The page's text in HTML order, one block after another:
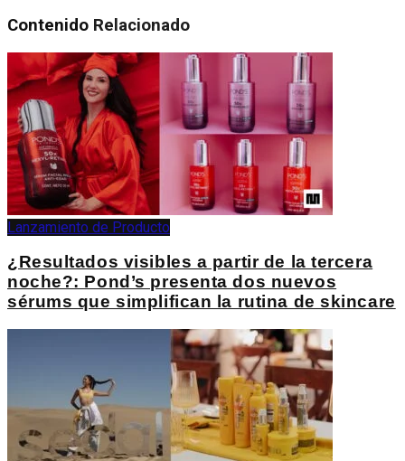
Contenido Relacionado
Lanzamiento de Producto
¿Resultados visibles a partir de la tercera
noche?: Pond’s presenta dos nuevos
sérums que simplifican la rutina de skincare